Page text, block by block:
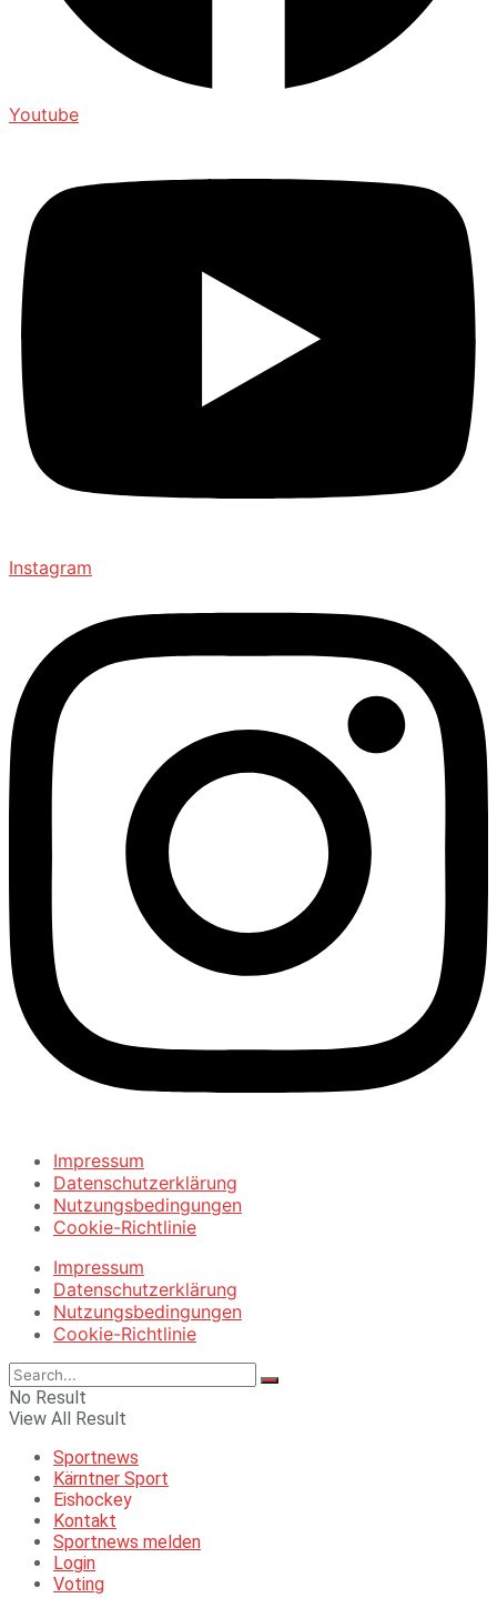
Youtube
Instagram
Impressum
Datenschutzerklärung
Nutzungsbedingungen
Cookie-Richtlinie
Impressum
Datenschutzerklärung
Nutzungsbedingungen
Cookie-Richtlinie
No Result
View All Result
Sportnews
Kärntner Sport
Eishockey
Kontakt
Sportnews melden
Login
Voting